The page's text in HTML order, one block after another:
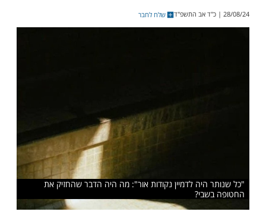
שם שחזרה מהשבי: "זאת השליחות שלי.
תודה. תמיד הייתי בן אדם מאמין ורוחני,